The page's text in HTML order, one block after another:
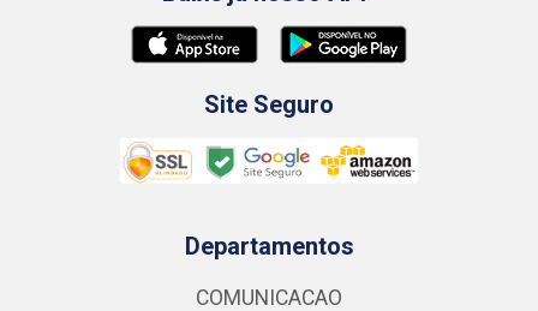
Site Seguro
Departamentos
COMUNICACAO